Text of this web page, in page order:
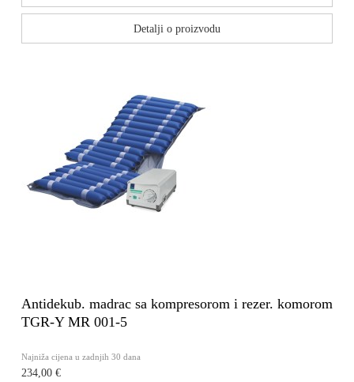
Detalji o proizvodu
Antidekub. madrac sa kompresorom i rezer. komorom
TGR-Y MR 001-5
Najniža cijena u zadnjih 30 dana
234,00 €